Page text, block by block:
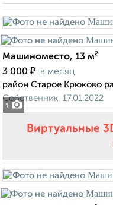
1
Машиноместо, 13 м²
3 000 ₽ в месяц
район Старое Крюково
Собственник, 17.01.2022
Виртуальные